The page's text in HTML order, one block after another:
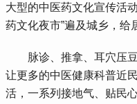
大型的中医药文化宣传活
药文化夜市”遍及城乡，给
脉诊、推拿、耳穴压豆
让更多的中医健康科普近
活，一系列接地气、贴民